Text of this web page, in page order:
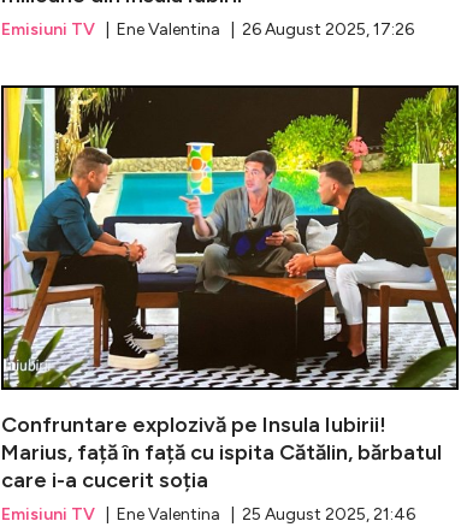
Emisiuni TV | Ene Valentina | 26 August 2025, 17:26
Confruntare explozivă pe Insula Iubirii!
Marius, față în față cu ispita Cătălin, bărbatul
care i-a cucerit soția
Emisiuni TV | Ene Valentina | 25 August 2025, 21:46